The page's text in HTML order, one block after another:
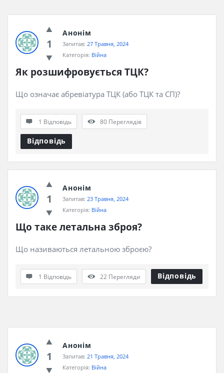
1
Анонім
Запитав: 27 Травня, 2024
Категорія: Війна
Як розшифровується ТЦК?
Що означає абревіатура ТЦК (або ТЦК та СП)?
1 Відповідь 80 Переглядів
Відповідь
1
Анонім
Запитав: 23 Травня, 2024
Категорія: Війна
Що таке летальна зброя?
Що називаються летальною зброєю?
1 Відповідь 22 Перегляди Відповідь
1
Анонім
Запитав: 21 Травня, 2024
Категорія: Війна